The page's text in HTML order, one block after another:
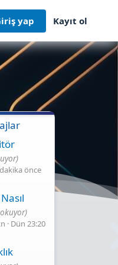
yap Kayıt ol
önce
Dün 23:20